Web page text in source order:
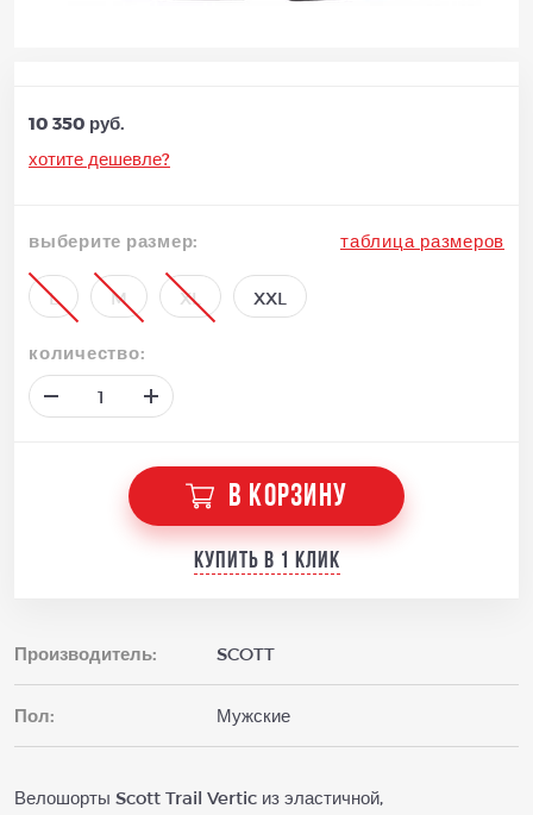
10 350 руб.
хотите дешевле?
выберите размер: таблица размеров
L M XL XXL
количество:
В КОРЗИНУ
Купить в 1 клик
Производитель: SCOTT
Пол: Мужские
Велошорты Scott Trail Vertic из эластичной,